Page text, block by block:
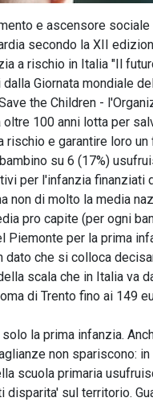
e ascensore sociale
secondo la XII
a rischio in Italia "Il
Giornata mondiale
the Children -
oltre 100 anni lotta per
rischio e garantire loro un
su 6 (17%)
per l'infanzia finanziati
non di molto la media
pro capite (per ogni
Piemonte per la prima
dato che si colloca
scala che in Italia va
di Trento fino ai 149
la prima infanzia.
non spariscono:
scuola primaria
disparita' sul territorio.